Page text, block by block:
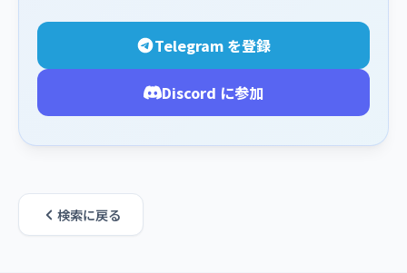
Telegram を登録
Discord に参加
検索に戻る